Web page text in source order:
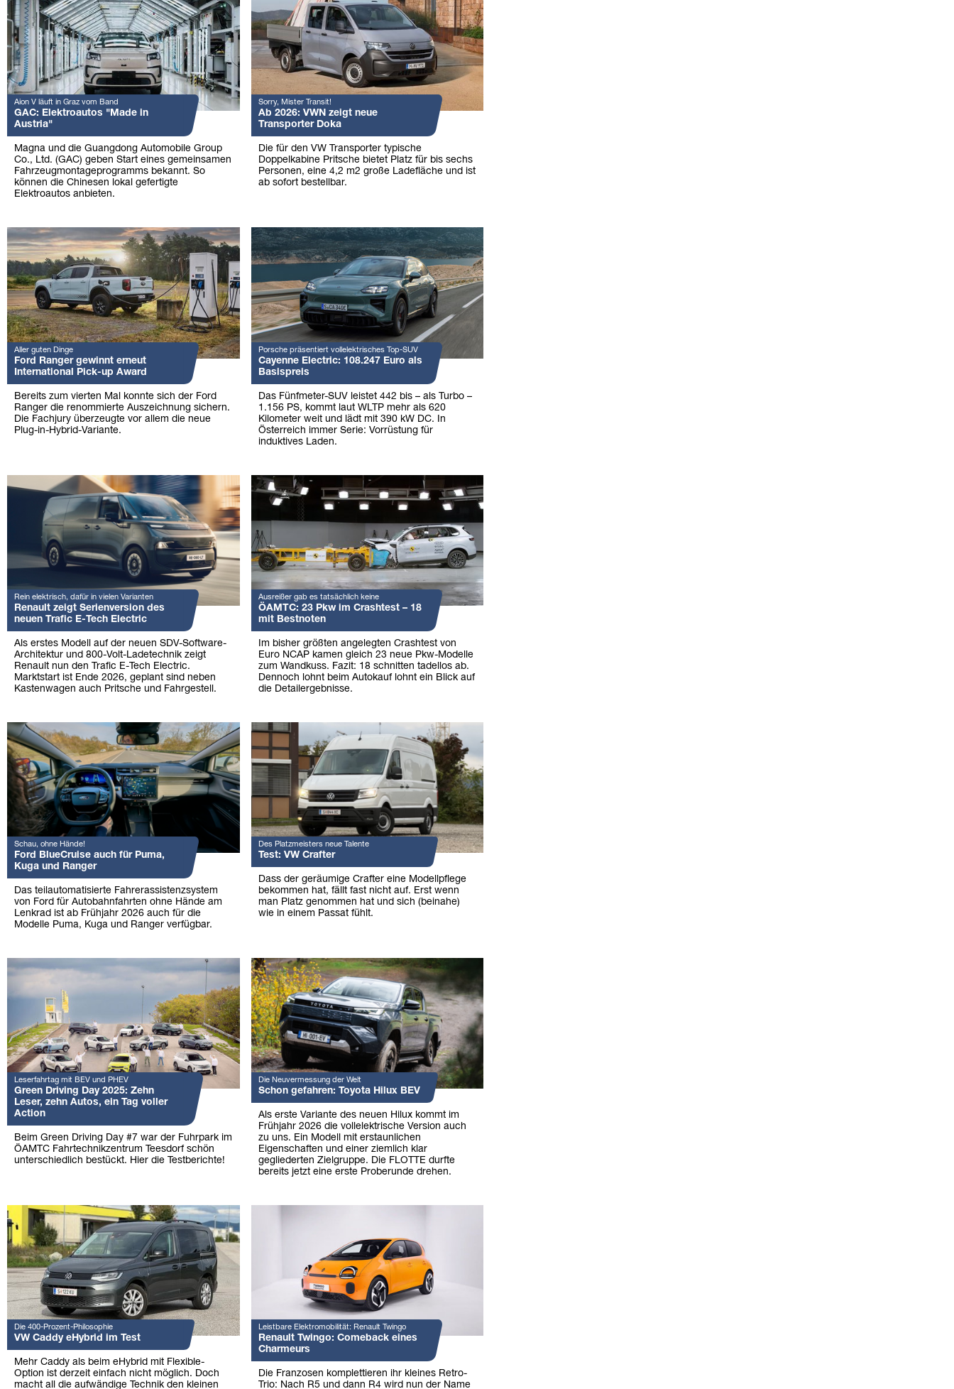
Aion V läuft in Graz vom Band
GAC: Elektroautos "Made in
Austria"
Magna und die Guangdong Automobile Group
Co., Ltd. (GAC) geben Start eines gemeinsamen
Fahrzeugmontageprogramms bekannt. So
können die Chinesen lokal gefertigte
Elektroautos anbieten.
Sorry, Mister Transit!
Ab 2026: VWN zeigt neue
Transporter Doka
Die für den VW Transporter typische
Doppelkabine Pritsche bietet Platz für bis sechs
Personen, eine 4,2 m2 große Ladefläche und ist
ab sofort bestellbar.
Aller guten Dinge
Ford Ranger gewinnt erneut
International Pick-up Award
Bereits zum vierten Mal konnte sich der Ford
Ranger die renommierte Auszeichnung sichern.
Die Fachjury überzeugte vor allem die neue
Plug-in-Hybrid-Variante.
Porsche präsentiert vollelektrisches Top-SUV
Cayenne Electric: 108.247 Euro als
Basispreis
Das Fünfmeter-SUV leistet 442 bis – als Turbo –
1.156 PS, kommt laut WLTP mehr als 620
Kilometer weit und lädt mit 390 kW DC. In
Österreich immer Serie: Vorrüstung für
induktives Laden.
Rein elektrisch, dafür in vielen Varianten
Renault zeigt Serienversion des
neuen Trafic E-Tech Electric
Als erstes Modell auf der neuen SDV-Software-
Architektur und 800-Volt-Ladetechnik zeigt
Renault nun den Trafic E-Tech Electric.
Marktstart ist Ende 2026, geplant sind neben
Kastenwagen auch Pritsche und Fahrgestell.
Ausreißer gab es tatsächlich keine
ÖAMTC: 23 Pkw im Crashtest – 18
mit Bestnoten
Im bisher größten angelegten Crashtest von
Euro NCAP kamen gleich 23 neue Pkw-Modelle
zum Wandkuss. Fazit: 18 schnitten tadellos ab.
Dennoch lohnt beim Autokauf lohnt ein Blick auf
die Detailergebnisse.
Schau, ohne Hände!
Ford BlueCruise auch für Puma,
Kuga und Ranger
Das teilautomatisierte Fahrerassistenzsystem
von Ford für Autobahnfahrten ohne Hände am
Lenkrad ist ab Frühjahr 2026 auch für die
Modelle Puma, Kuga und Ranger verfügbar.
Des Platzmeisters neue Talente
Test: VW Crafter
Dass der geräumige Crafter eine Modellpflege
bekommen hat, fällt fast nicht auf. Erst wenn
man Platz genommen hat und sich (beinahe)
wie in einem Passat fühlt.
Leserfahrtag mit BEV und PHEV
Green Driving Day 2025: Zehn
Leser, zehn Autos, ein Tag voller
Action
Beim Green Driving Day #7 war der Fuhrpark im
ÖAMTC Fahrtechnikzentrum Teesdorf schön
unterschiedlich bestückt. Hier die Testberichte!
Die Neuvermessung der Welt
Schon gefahren: Toyota Hilux BEV
Als erste Variante des neuen Hilux kommt im
Frühjahr 2026 die vollelektrische Version auch
zu uns. Ein Modell mit erstaunlichen
Eigenschaften und einer ziemlich klar
gegliederten Zielgruppe. Die FLOTTE durfte
bereits jetzt eine erste Proberunde drehen.
Die 400-Prozent-Philosophie
VW Caddy eHybrid im Test
Mehr Caddy als beim eHybrid mit Flexible-
Option ist derzeit einfach nicht möglich. Doch
macht all die aufwändige Technik den kleinen
Leistbare Elektromobilität: Renault Twingo
Renault Twingo: Comeback eines
Charmeurs
Die Franzosen komplettieren ihr kleines Retro-
Trio: Nach R5 und dann R4 wird nun der Name